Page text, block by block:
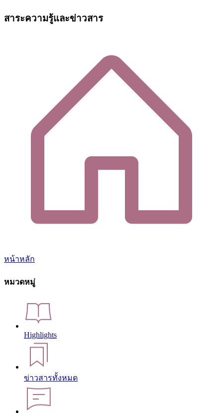
สาระความรู้และข่าวสาร
หน้าหลัก
หมวดหมู่
Highlights
ข่าวสารทั้งหมด